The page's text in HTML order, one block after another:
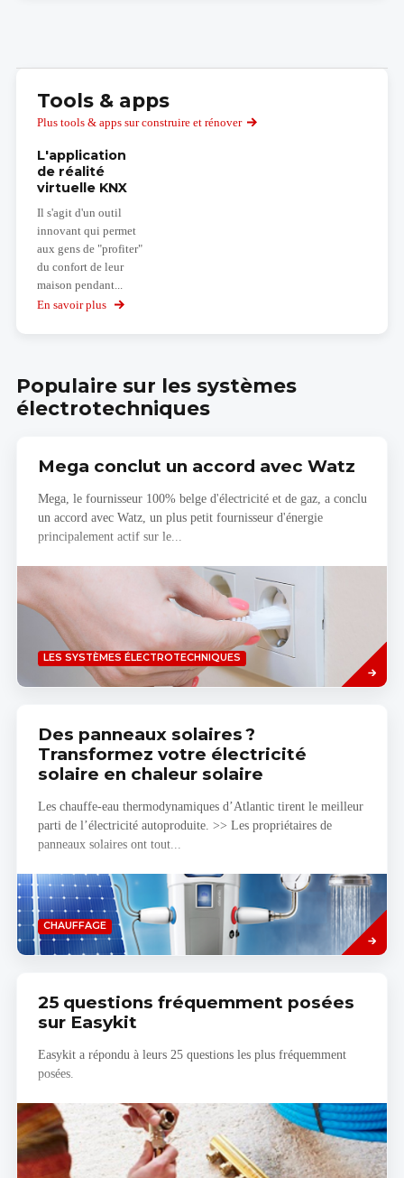
Tools & apps
Plus tools & apps sur construire et rénover
L'application
de réalité
virtuelle KNX
Il s'agit d'un outil
innovant qui permet
aux gens de "profiter"
du confort de leur
maison pendant...
En savoir plus
sur
KNX
Populaire sur les systèmes
électrotechniques
Mega conclut un accord avec Watz
Mega, le fournisseur 100% belge d'électricité et de gaz, a conclu
un accord avec Watz, un plus petit fournisseur d'énergie
principalement actif sur le...
LES SYSTÈMES ÉLECTROTECHNIQUES
Savoir
plus
Des panneaux solaires ?
Transformez votre électricité
solaire en chaleur solaire
Les chauffe-eau thermodynamiques d’Atlantic tirent le meilleur
parti de l’électricité autoproduite. >> Les propriétaires de
panneaux solaires ont tout...
CHAUFFAGE
Savoir
plus
25 questions fréquemment posées
sur Easykit
Easykit a répondu à leurs 25 questions les plus fréquemment
posées.